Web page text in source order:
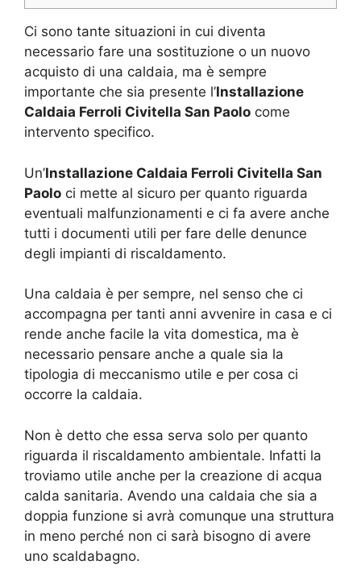
Ci sono tante situazioni in cui diventa
necessario fare una sostituzione o un nuovo
acquisto di una caldaia, ma è sempre
importante che sia presente l’Installazione
Caldaia Ferroli Civitella San Paolo come
intervento specifico.
Un’Installazione Caldaia Ferroli Civitella San
Paolo ci mette al sicuro per quanto riguarda
eventuali malfunzionamenti e ci fa avere anche
tutti i documenti utili per fare delle denunce
degli impianti di riscaldamento.
Una caldaia è per sempre, nel senso che ci
accompagna per tanti anni avvenire in casa e ci
rende anche facile la vita domestica, ma è
necessario pensare anche a quale sia la
tipologia di meccanismo utile e per cosa ci
occorre la caldaia.
Non è detto che essa serva solo per quanto
riguarda il riscaldamento ambientale. Infatti la
troviamo utile anche per la creazione di acqua
calda sanitaria. Avendo una caldaia che sia a
doppia funzione si avrà comunque una struttura
in meno perché non ci sarà bisogno di avere
uno scaldabagno.